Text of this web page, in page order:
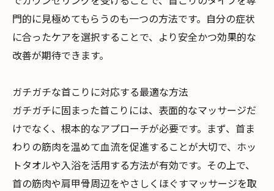
門的に見極めてもらうのも一つの方法です。自分の症状
に合ったケアを選択することで、より安全かつ効果的な
改善が期待できます。
ガチガチな首こりに対応する最適な方法
ガチガチに固まった首こりには、表面的なマッサージだ
けでなく、根本的なアプローチが必要です。まず、首ま
わりの筋肉を温めて血流を促進することが大切で、ホッ
トタオルや入浴を活用する方法が有効です。その上で、
首の筋肉や肩甲骨周辺をやさしくほぐすマッサージを取